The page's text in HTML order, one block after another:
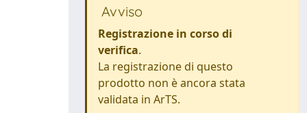
Avviso
Registrazione in corso di
verifica.
La registrazione di questo
prodotto non è ancora stata
validata in ArTS.